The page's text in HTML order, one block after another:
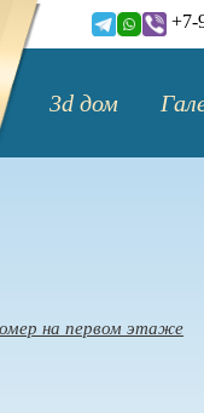
+7-
3d дом
на первом этаже